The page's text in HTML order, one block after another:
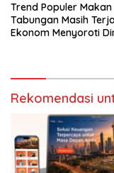
Trend Populer Makan
Tabungan Masih
Ekonom Menyoroti
Rekomendasi